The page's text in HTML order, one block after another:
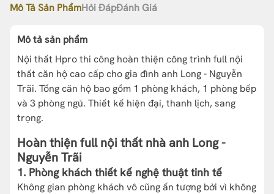
Mô Tả Sản PhẩmHỏi ĐápĐánh Giá
Mô tả sản phẩm
Nội thất Hpro thi công hoàn thiện công trình full nội
thất căn hộ cao cấp cho gia đình anh Long - Nguyễn
Trãi. Tổng căn hộ bao gồm 1 phòng khách, 1 phòng bếp
và 3 phòng ngủ. Thiết kế hiện đại, thanh lịch, sang
trọng.
Hoàn thiện full nội thất nhà anh Long -
Nguyễn Trãi
1. Phòng khách thiết kế nghệ thuật tinh tế
Không gian phòng khách vô cũng ấn tượng bởi vì không